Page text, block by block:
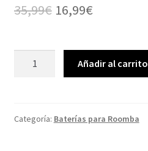
35,99€ El
original
era:
16,99€El
actual
es:
modelos
Añadir al carrito
Categoría: Baterías para Roomba